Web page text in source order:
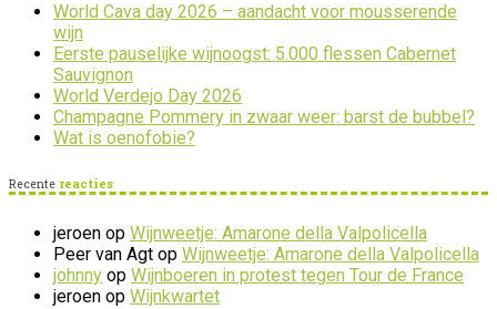
World Cava day 2026 – aandacht voor mousserende
wijn
Eerste pauselijke wijnoogst: 5.000 flessen Cabernet
Sauvignon
World Verdejo Day 2026
Champagne Pommery in zwaar weer: barst de bubbel?
Wat is oenofobie?
Recente reacties
jeroen op Wijnweetje: Amarone della Valpolicella
Peer van Agt op Wijnweetje: Amarone della Valpolicella
johnny op Wijnboeren in protest tegen Tour de France
jeroen op Wijnkwartet